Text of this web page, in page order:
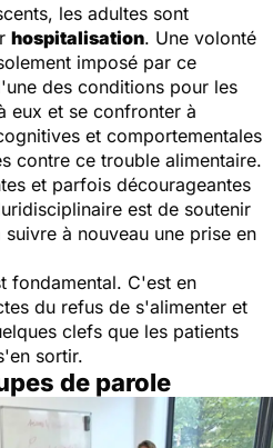
les adultes sont
hospitalisation. Une volonté
imposé par ce
des conditions pour les
eux et se confronter à
et comportementales
contre ce trouble alimentaire.
et parfois décourageantes
est de soutenir
à nouveau une prise en
fondamental. C'est en
du refus de s'alimenter et
clefs que les patients
sortir.
de parole